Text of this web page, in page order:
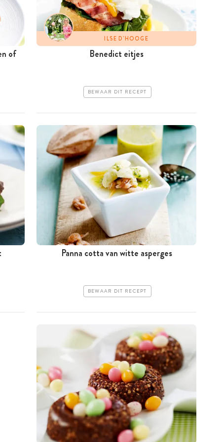
of
ILSE D'HOOGE
Benedict eitjes
BEWAAR DIT RECEPT
Panna cotta van witte asperges
BEWAAR DIT RECEPT